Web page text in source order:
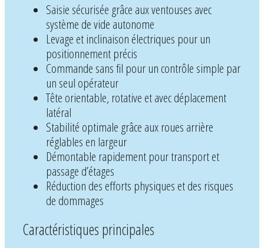
Saisie sécurisée grâce aux ventouses avec
système de vide autonome
Levage et inclinaison électriques pour un
positionnement précis
Commande sans fil pour un contrôle simple par
un seul opérateur
Tête orientable, rotative et avec déplacement
latéral
Stabilité optimale grâce aux roues arrière
réglables en largeur
Démontable rapidement pour transport et
passage d’étages
Réduction des efforts physiques et des risques
de dommages
Caractéristiques principales